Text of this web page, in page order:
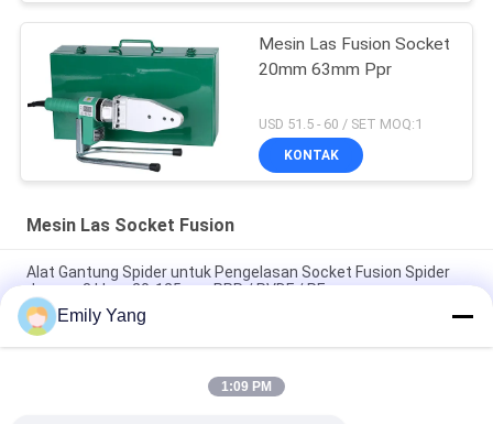
Mesin Las Fusion Socket
20mm 63mm Ppr
USD 51.5 - 60 / SET MOQ:1
KONTAK
Mesin Las Socket Fusion
Alat Gantung Spider untuk Pengelasan Socket Fusion Spider
dengan 3 klem 20-125mm PPR / PVDF / PE
Alat Penggantung Spider PPR / PVDF / PE 20-125mm Untuk
Pengelasan Fusi Soket
20-63mm PPR PVDF PE Suspending Tool SST-63 Untuk Scoket
Emily Yang
1:09 PM